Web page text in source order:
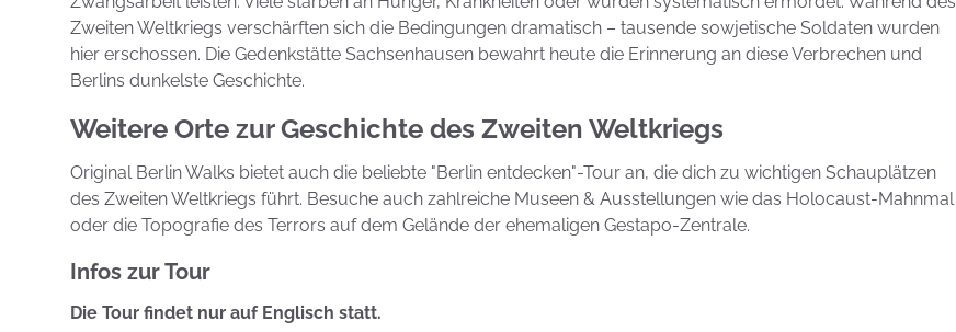
Zweiten Weltkriegs verschärften sich die Bedingungen dramatisch – tausende sowjetische Soldaten wurden
hier erschossen. Die Gedenkstätte Sachsenhausen bewahrt heute die Erinnerung an diese Verbrechen und
Berlins dunkelste Geschichte.
Weitere Orte zur Geschichte des Zweiten Weltkriegs
Original Berlin Walks bietet auch die beliebte "Berlin entdecken"-Tour an, die dich zu wichtigen Schauplätzen
des Zweiten Weltkriegs führt. Besuche auch zahlreiche Museen & Ausstellungen wie das Holocaust-Mahnmal
oder die Topografie des Terrors auf dem Gelände der ehemaligen Gestapo-Zentrale.
Infos zur Tour
Die Tour findet nur auf Englisch statt.